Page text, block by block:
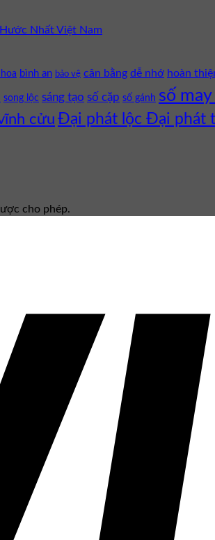
Nhất Việt Nam
bình an bảo vệ cân bằng dễ nhớ hoàn
song lộc sáng tạo số cặp số gánh số
cửu Đại phát lộc Đại phát
cho phép.